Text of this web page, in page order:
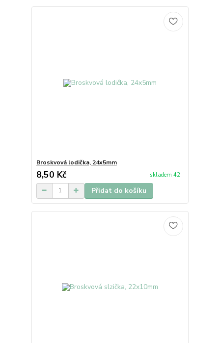
Broskvová lodička, 24x5mm
8,50 Kč skladem 42
Přidat do košíku